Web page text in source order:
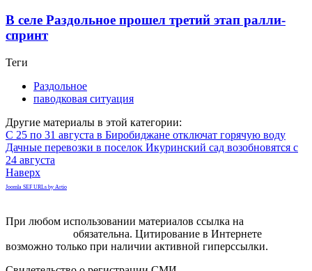
В селе Раздольное прошел третий этап ралли-
спринт
Теги
Раздольное
паводковая ситуация
Другие материалы в этой категории:
С 25 по 31 августа в Биробиджане отключат горячую воду
Дачные перевозки в поселок Икуринский сад возобновятся с
24 августа
Наверх
Joomla SEF URLs by Artio
При любом использовании материалов ссылка на
обязательна. Цитирование в Интернете
возможно только при наличии активной гиперссылки.